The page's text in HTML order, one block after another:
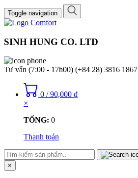
Toggle navigation
SINH HUNG CO. LTD
Tư vấn (7:00 - 17h00) (+84 28) 3816 1867
0 / 90,000 ₫
×
TỔNG: 0
Thanh toán
×